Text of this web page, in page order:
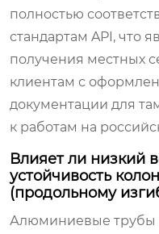
полностью
стандартам API, что
получения местных
клиентам с
документации для
к работам на
Влияет ли низкий
устойчивость
(продольному
Алюминиевые